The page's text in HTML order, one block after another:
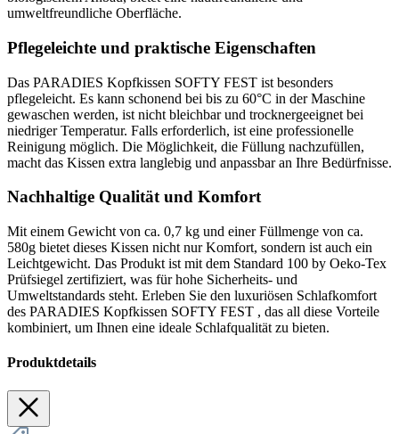
umweltfreundliche Oberfläche.
Pflegeleichte und praktische Eigenschaften
Das PARADIES Kopfkissen SOFTY FEST ist besonders
pflegeleicht. Es kann schonend bei bis zu 60°C in der Maschine
gewaschen werden, ist nicht bleichbar und trocknergeeignet bei
niedriger Temperatur. Falls erforderlich, ist eine professionelle
Reinigung möglich. Die Möglichkeit, die Füllung nachzufüllen,
macht das Kissen extra langlebig und anpassbar an Ihre Bedürfnisse.
Nachhaltige Qualität und Komfort
Mit einem Gewicht von ca. 0,7 kg und einer Füllmenge von ca.
580g bietet dieses Kissen nicht nur Komfort, sondern ist auch ein
Leichtgewicht. Das Produkt ist mit dem Standard 100 by Oeko-Tex
Prüfsiegel zertifiziert, was für hohe Sicherheits- und
Umweltstandards steht. Erleben Sie den luxuriösen Schlafkomfort
des PARADIES Kopfkissen SOFTY FEST , das all diese Vorteile
kombiniert, um Ihnen eine ideale Schlafqualität zu bieten.
Produktdetails